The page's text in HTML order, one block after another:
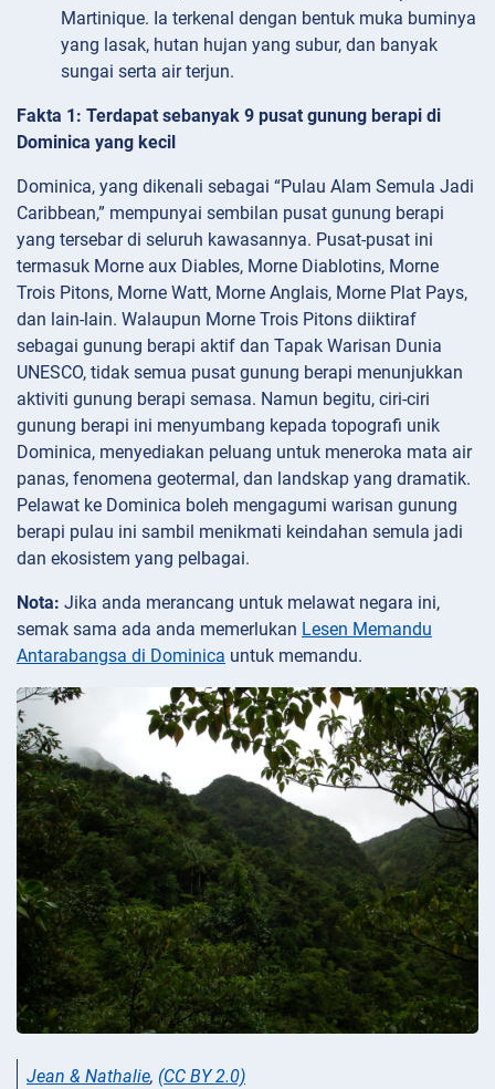
Martinique. Ia terkenal dengan bentuk muka buminya
yang lasak, hutan hujan yang subur, dan banyak
sungai serta air terjun.
Fakta 1: Terdapat sebanyak 9 pusat gunung berapi di
Dominica yang kecil
Dominica, yang dikenali sebagai “Pulau Alam Semula Jadi
Caribbean,” mempunyai sembilan pusat gunung berapi
yang tersebar di seluruh kawasannya. Pusat-pusat ini
termasuk Morne aux Diables, Morne Diablotins, Morne
Trois Pitons, Morne Watt, Morne Anglais, Morne Plat Pays,
dan lain-lain. Walaupun Morne Trois Pitons diiktiraf
sebagai gunung berapi aktif dan Tapak Warisan Dunia
UNESCO, tidak semua pusat gunung berapi menunjukkan
aktiviti gunung berapi semasa. Namun begitu, ciri-ciri
gunung berapi ini menyumbang kepada topografi unik
Dominica, menyediakan peluang untuk meneroka mata air
panas, fenomena geotermal, dan landskap yang dramatik.
Pelawat ke Dominica boleh mengagumi warisan gunung
berapi pulau ini sambil menikmati keindahan semula jadi
dan ekosistem yang pelbagai.
Nota: Jika anda merancang untuk melawat negara ini,
semak sama ada anda memerlukan Lesen Memandu
Antarabangsa di Dominica untuk memandu.
Jean & Nathalie, (CC BY 2.0)